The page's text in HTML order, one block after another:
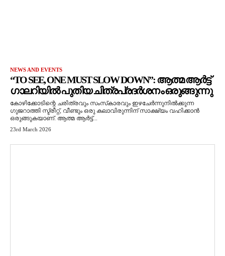
NEWS AND EVENTS
“TO SEE, ONE MUST SLOW DOWN”: ആത്മ ആർട്ട്
ഗാലറിയിൽ പുതിയ ചിത്രപ്രദർശനം ഒരുങ്ങുന്നു
കോഴിക്കോടിന്റെ ചരിത്രവും സംസ്‌കാരവും ഇഴചേർന്നുനിൽക്കുന്ന
ഗുജറാത്തി സ്ട്രീറ്റ്, വീണ്ടും ഒരു കലാവിരുന്നിന് സാക്ഷ്യം വഹിക്കാൻ
ഒരുങ്ങുകയാണ്. ആത്മ ആർട്ട്...
23rd March 2026